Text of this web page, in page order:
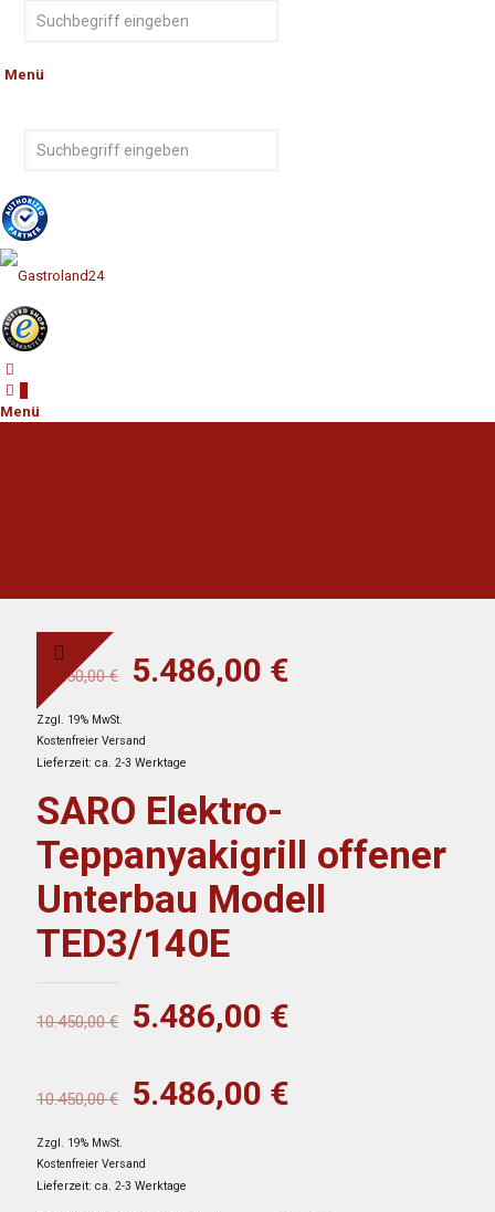
Menü
Menü
10.450,00€
Ursprünglicher
war:
10.450,00 €
5.486,00 €
Zzgl. 19% MwSt.
Kostenfreier Versand
Lieferzeit: ca. 2-3 Werktage
SARO Elektro-
Teppanyakigrill offener
Unterbau Modell
TED3/140E
10.450,00€
Ursprünglicher
war:
10.450,00 €
5.486,00 €
10.450,00€
Ursprünglicher
war:
10.450,00 €
5.486,00 €
Zzgl. 19% MwSt.
Kostenfreier Versand
Lieferzeit: ca. 2-3 Werktage